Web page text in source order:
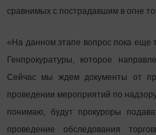
сравнимых с пострадавшим в огне
«На данном этапе вопрос пока еще
Генпрокуратуры, которое
Сейчас мы ждем документы от
проведении мероприятий по
понимаю, будут прокуроры
проведение обследования